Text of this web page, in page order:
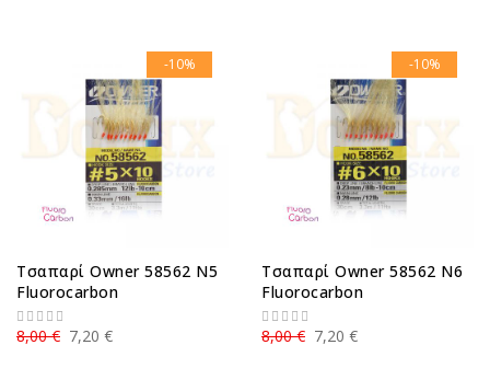
-10%
Τσαπαρί Owner 58562 N5
Fluorocarbon
7,20 €
8,00 €
-10%
Τσαπαρί Owner 58562 N6
Fluorocarbon
7,20 €
8,00 €